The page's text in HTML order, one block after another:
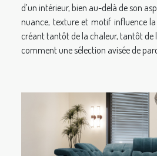
d’un intérieur, bien au-delà de son
nuance, texture et motif influence la
créant tantôt de la chaleur, tantôt de
comment une sélection avisée de